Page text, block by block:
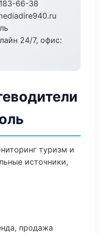
66-38
24/7, офис:
туризм и
источники,
продажа